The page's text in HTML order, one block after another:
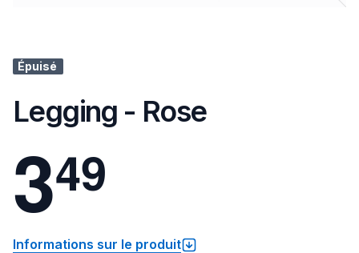
Épuisé
Legging - Rose
349
Informations sur le produit